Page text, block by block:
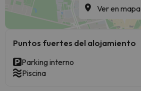
Ver en mapa
Puntos fuertes del alojamiento
Parking interno
Piscina